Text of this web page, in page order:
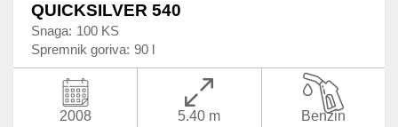
QUICKSILVER 540
Snaga: 100 KS
Spremnik goriva: 90 l
2008 5.40 m Benzin